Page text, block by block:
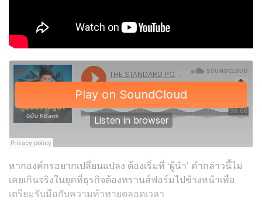
หากองค์กรอยากเปลี่ยนแปลง ต้องเริ่มที่ ‘ผู้นำ’ คำกล่าวนี้ไม่
เคยเกินจริงในยุคที่ธุรกิจต้องทรานส์ฟอร์มไปข้างหน้าเพื่อ
เตรียมรับมือกับความท้าทายตลอดเวลา